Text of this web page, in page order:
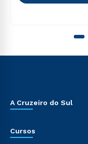
A Cruzeiro do Sul
Cursos